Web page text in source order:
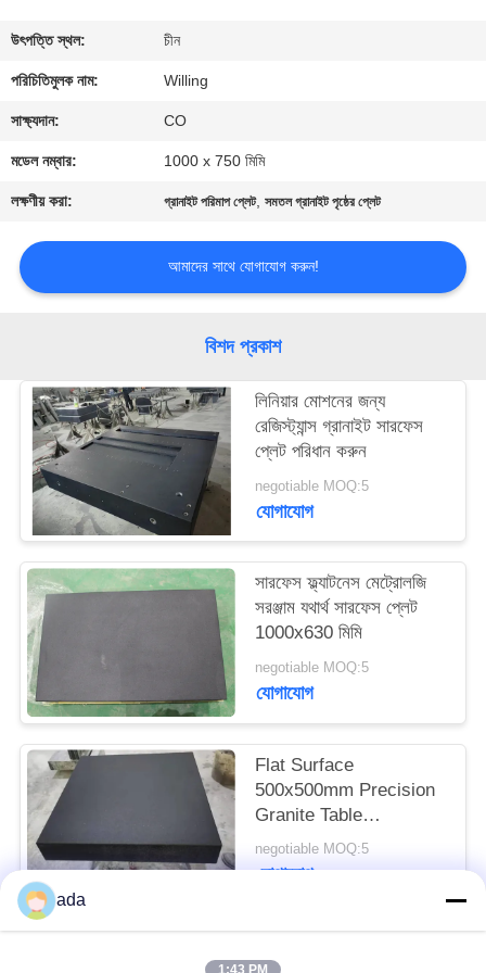
যোগাযোগ
করুন
খবর
উদ্ধৃতির
জন্য
সাইট
ম্যাপ
PRIVACY
POLICY
উৎপত্তি স্থল: চীন
পরিচিতিমুলক নাম: Willing
সাক্ষ্যদান: CO
মডেল নম্বার: 1000 x 750 মিমি
লক্ষণীয় করা: গ্রানাইট পরিমাপ প্লেট,সমতল গ্রানাইট পৃষ্ঠের প্লেট
আমাদের সাথে যোগাযোগ করুন!
বিশদ প্রকাশ
লিনিয়ার মোশনের জন্য
রেজিস্ট্যান্স গ্রানাইট সারফেস
প্লেট পরিধান করুন
negotiable MOQ:5
যোগাযোগ
সারফেস ফ্ল্যাটনেস মেট্রোলজি
সরঞ্জাম যথার্থ সারফেস প্লেট
1000x630 মিমি
negotiable MOQ:5
যোগাযোগ
Flat Surface
500x500mm Precision
Granite Table
Measurement Tools
negotiable MOQ:5
যোগাযোগ
ada
1:43 PM